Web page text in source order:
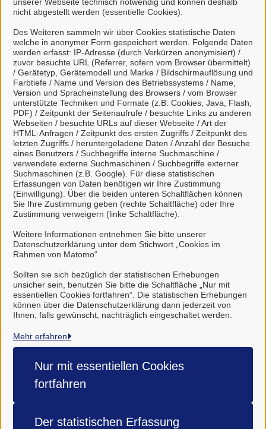
nicht abgestellt werden (essentielle Cookies).
Des Weiteren sammeln wir über Cookies statistische Daten
welche in anonymer Form gespeichert werden. Folgende Daten
werden erfasst: IP-Adresse (durch Verkürzen anonymisiert) /
zuvor besuchte URL (Referrer, sofern vom Browser übermittelt)
/ Gerätetyp, Gerätemodell und Marke / Bildschirmauflösung und
Farbtiefe / Name und Version des Betriebssystems / Name,
Version und Spracheinstellung des Browsers / vom Browser
unterstützte Techniken und Formate (z.B. Cookies, Java, Flash,
PDF) / Zeitpunkt der Seitenaufrufe / besuchte Links zu anderen
Webseiten / besuchte URLs auf dieser Webseite / Art der
HTML-Anfragen / Zeitpunkt des ersten Zugriffs / Zeitpunkt des
letzten Zugriffs / heruntergeladene Daten / Anzahl der Besuche
eines Benutzers / Suchbegriffe interne Suchmaschine /
verwendete externe Suchmaschinen / Suchbegriffe externer
Suchmaschinen (z.B. Google). Für diese statistischen
Erfassungen von Daten benötigen wir Ihre Zustimmung
(Einwilligung). Über die beiden unteren Schaltflächen können
Sie Ihre Zustimmung geben (rechte Schaltfläche) oder Ihre
Zustimmung verweigern (linke Schaltfläche).
Weitere Informationen entnehmen Sie bitte unserer
Datenschutzerklärung unter dem Stichwort „Cookies im
Rahmen von Matomo“.
Sollten sie sich bezüglich der statistischen Erhebungen
unsicher sein, benutzen Sie bitte die Schaltfläche „Nur mit
essentiellen Cookies fortfahren“. Die statistischen Erhebungen
können über die Datenschutzerklärung dann jederzeit von
Ihnen, falls gewünscht, nachträglich eingeschaltet werden.
Mehr erfahren
Nur mit essentiellen Cookies
fortfahren
Der statistischen Erfassung
Zulassung
Kontaktpersonen
Sachbearbeitung
Herr Klahn
Sachbearbeitung
Frau Richter
Sachbearbeitung
Frau von Hein
Samtgemeinde Harsefeld
Alle Rechte vorbehalten